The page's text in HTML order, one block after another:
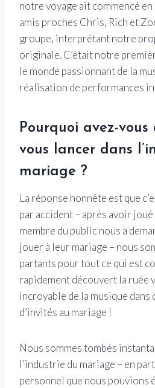
notre voyage ait commencé
amis proches Chris, Rich et
groupe, interprétant notre
originale. C’était notre
le monde passionnant de la
réalisation de performances
Pourquoi avez-vous
vous lancer dans
mariage ?
La réponse honnête est que
par accident – après avoir
membre du public nous a
jouer à leur mariage – nous
partants pour tout ce qui est
rapidement découvert la ruée
incroyable de la musique dans
d’invités au mariage !
Nous sommes tombés
l’industrie du mariage – en
personnel que nous pouvions